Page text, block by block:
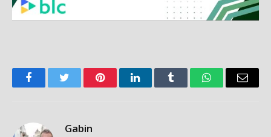
FacebookTwitter PinterestLinkedInTumblr WhatsAppEmail
Gabin